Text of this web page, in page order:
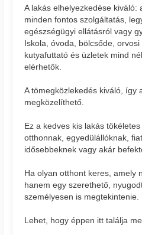
A lakás elhelyezkedése kiváló:
minden fontos szolgáltatás,
egészségügyi ellátásról vagy
Iskola, óvoda, bölcsőde,
kutyafuttató és üzletek mind
elérhetők.
A tömegközlekedés kiváló, így
megközelíthető.
Ez a kedves kis lakás
otthonnak, egyedülállóknak,
idősebbeknek vagy akár
Ha olyan otthont keres, amely
hanem egy szerethető,
személyesen is megtekintenie.
Lehet, hogy éppen itt találja